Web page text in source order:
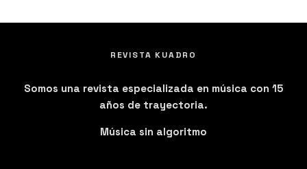
REVISTA KUADRO
Somos una revista especializada en música con 15
años de trayectoria.
Música sin algoritmo